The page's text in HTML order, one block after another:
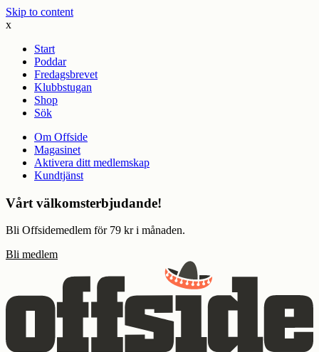
Skip to content
x
Start
Poddar
Fredagsbrevet
Klubbstugan
Shop
Sök
Om Offside
Magasinet
Aktivera ditt medlemskap
Kundtjänst
Vårt välkomsterbjudande!
Bli Offsidemedlem för 79 kr i månaden.
Bli medlem